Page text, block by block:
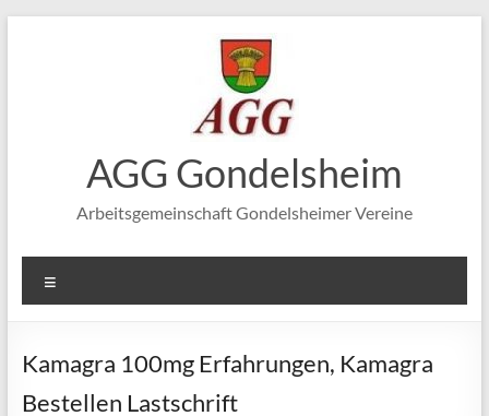
AGG Gondelsheim
Arbeitsgemeinschaft Gondelsheimer Vereine
Kamagra 100mg Erfahrungen, Kamagra
Bestellen Lastschrift